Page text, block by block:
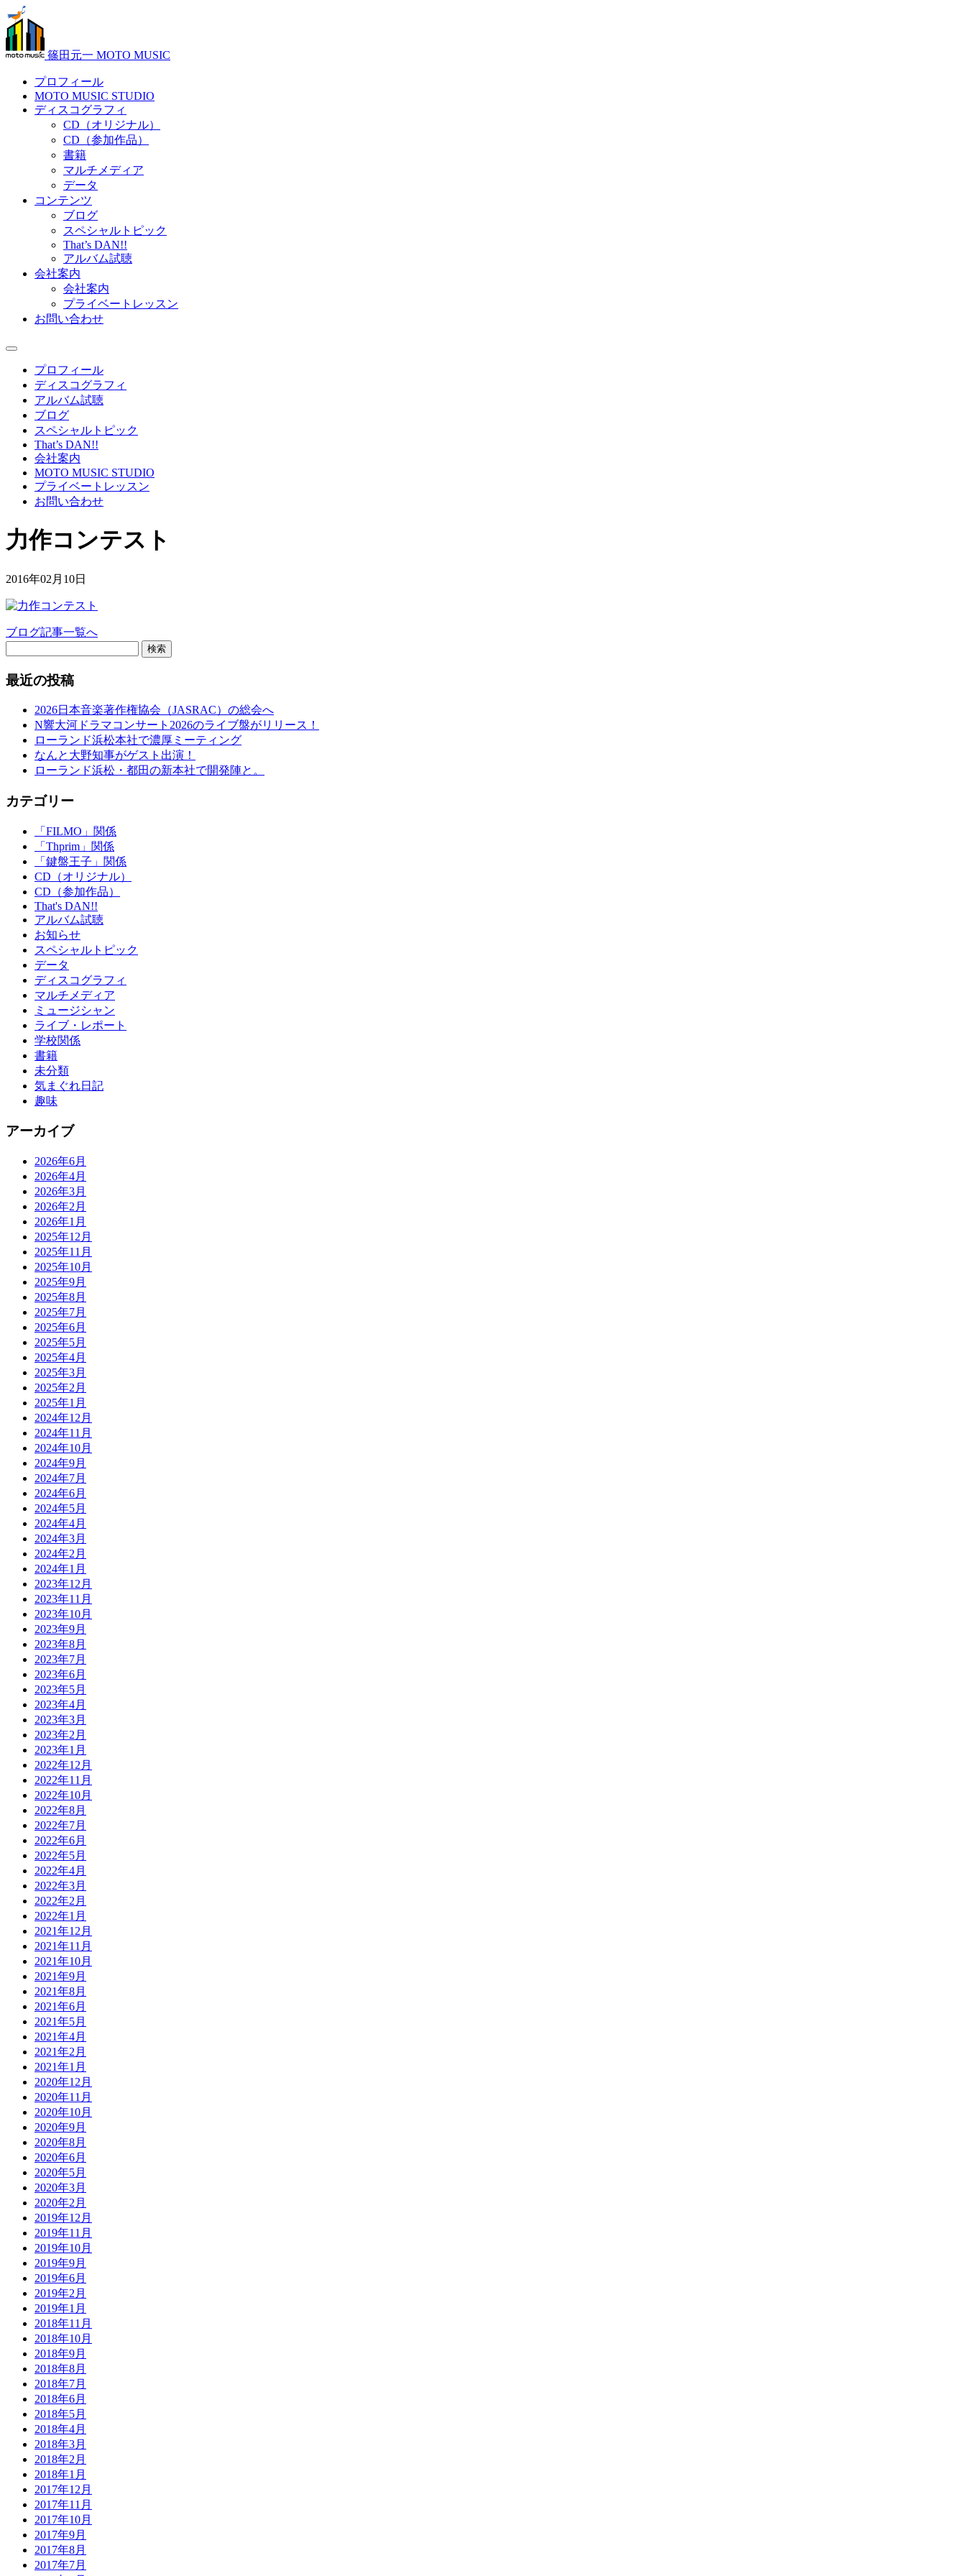
篠田元一 MOTO MUSIC
プロフィール
MOTO MUSIC STUDIO
ディスコグラフィ
CD（オリジナル）
CD（参加作品）
書籍
マルチメディア
データ
コンテンツ
ブログ
スペシャルトピック
That’s DAN!!
アルバム試聴
会社案内
会社案内
プライベートレッスン
お問い合わせ
プロフィール
ディスコグラフィ
アルバム試聴
ブログ
スペシャルトピック
That’s DAN!!
会社案内
MOTO MUSIC STUDIO
プライベートレッスン
お問い合わせ
力作コンテスト
2016年02月10日
ブログ記事一覧へ
検索
最近の投稿
2026日本音楽著作権協会（JASRAC）の総会へ
N響大河ドラマコンサート2026のライブ盤がリリース！
ローランド浜松本社で濃厚ミーティング
なんと大野知事がゲスト出演！
ローランド浜松・都田の新本社で開発陣と。
カテゴリー
「FILMO」関係
「Thprim」関係
「鍵盤王子」関係
CD（オリジナル）
CD（参加作品）
That's DAN!!
アルバム試聴
お知らせ
スペシャルトピック
データ
ディスコグラフィ
マルチメディア
ミュージシャン
ライブ・レポート
学校関係
書籍
未分類
気まぐれ日記
趣味
アーカイブ
2026年6月
2026年4月
2026年3月
2026年2月
2026年1月
2025年12月
2025年11月
2025年10月
2025年9月
2025年8月
2025年7月
2025年6月
2025年5月
2025年4月
2025年3月
2025年2月
2025年1月
2024年12月
2024年11月
2024年10月
2024年9月
2024年7月
2024年6月
2024年5月
2024年4月
2024年3月
2024年2月
2024年1月
2023年12月
2023年11月
2023年10月
2023年9月
2023年8月
2023年7月
2023年6月
2023年5月
2023年4月
2023年3月
2023年2月
2023年1月
2022年12月
2022年11月
2022年10月
2022年8月
2022年7月
2022年6月
2022年5月
2022年4月
2022年3月
2022年2月
2022年1月
2021年12月
2021年11月
2021年10月
2021年9月
2021年8月
2021年6月
2021年5月
2021年4月
2021年2月
2021年1月
2020年12月
2020年11月
2020年10月
2020年9月
2020年8月
2020年6月
2020年5月
2020年3月
2020年2月
2019年12月
2019年11月
2019年10月
2019年9月
2019年6月
2019年2月
2019年1月
2018年11月
2018年10月
2018年9月
2018年8月
2018年7月
2018年6月
2018年5月
2018年4月
2018年3月
2018年2月
2018年1月
2017年12月
2017年11月
2017年10月
2017年9月
2017年8月
2017年7月